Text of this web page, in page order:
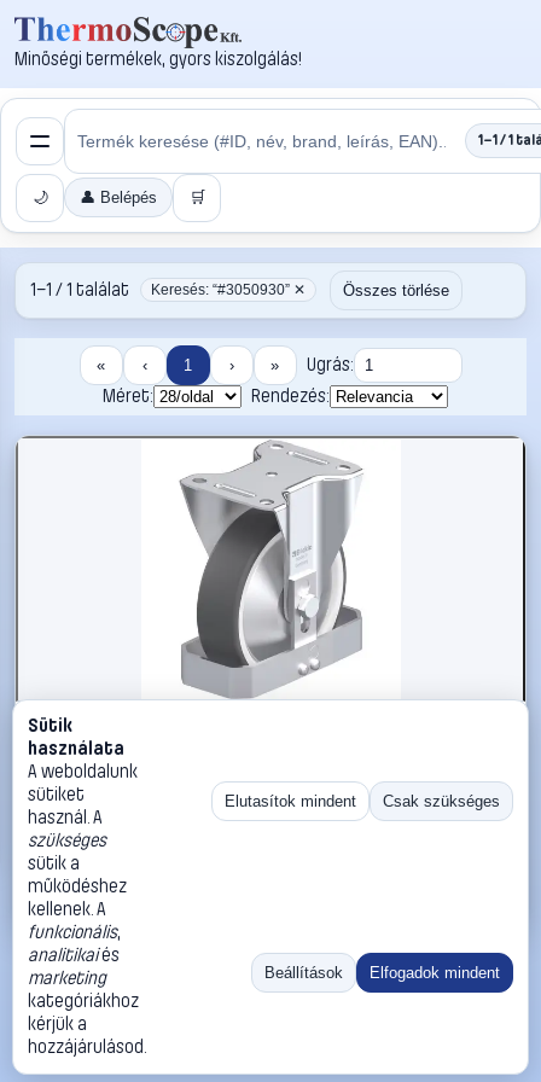
Minőségi termékek, gyors kiszolgálás!
1–1 / 1
🌙 👤 Belépés 🛒
1–1 / 1 találat Keresés: “#3050930” ✕ Összes törlése
« ‹ 1 › »
Ugrás:
Méret:
Rendezés:
#3050930
Blickle 938893 B-POTH 160G-FA-FS Acéllemez rögzített
görgő KerékØ: 160 mm Teherbírás (max.): 400 kg 1 db
Blickle Görgők, kerekek
49 990 Ft
Kosárba
«
Ugrás:
Méret:
Rendezés:
©2026
ThermoScope
ÁSZF
Cégbemutató
Sütik
használata
A weboldalunk
sütiket
használ. A
szükséges
sütik a
működéshez
kellenek. A
funkcionális,
analitikaiés
marketing
kategóriákhoz
kérjük a
hozzájárulásod.
Elutasítok mindent Csak szükséges
Beállítások Elfogadok mindent